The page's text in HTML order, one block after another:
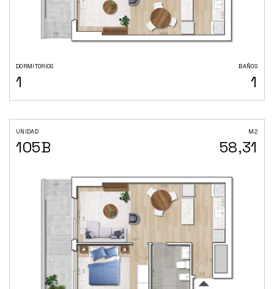
DORMITORIOS
1
BAÑOS
1
UNIDAD
105B
M2
58,31